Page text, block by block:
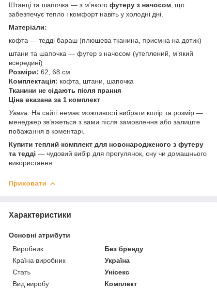
Штанці та шапочка — з м’якого футеру з начосом , що
забезпечує тепло і комфорт навіть у холодні дні.
Матеріали:
кофта — тедді бараш (плюшева тканина, приємна на дотик)
штани та шапочка — футер з начосом (утеплений, м’який
всередині)
Розміри: 62, 68 см
Комплектація: кофта, штани, шапочка
Тканини не сідають після прання
Ціна вказана за 1 комплект
Увага: На сайті немає можливості вибрати колір та розмір —
менеджер зв’яжеться з вами після замовлення або залиште
побажання в коментарі.
Купити теплий комплект для новонародженого з футеру
та тедді — чудовий вибір для прогулянок, сну чи домашнього
використання.
Приховати
Характеристики
Основні атрибути
Виробник
Без бренду
Країна виробник
Україна
Стать
Унісекс
Вид виробу
Комплект